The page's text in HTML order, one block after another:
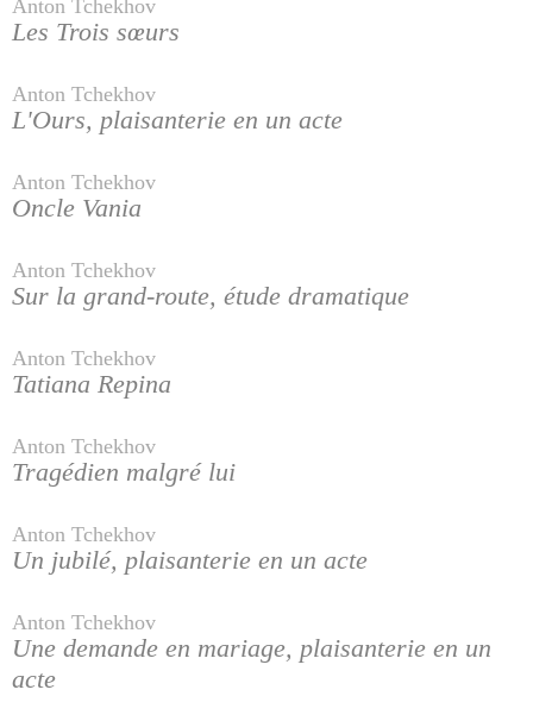
Anton Tchekhov
Les Trois sœurs
Anton Tchekhov
L'Ours, plaisanterie en un acte
Anton Tchekhov
Oncle Vania
Anton Tchekhov
Sur la grand-route, étude dramatique
Anton Tchekhov
Tatiana Repina
Anton Tchekhov
Tragédien malgré lui
Anton Tchekhov
Un jubilé, plaisanterie en un acte
Anton Tchekhov
Une demande en mariage, plaisanterie en un
acte